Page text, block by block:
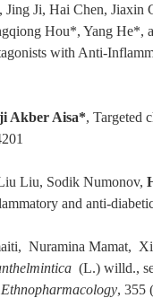
Ji, Hai Chen,
Hou*, Yang He*,
with Anti-
Akber Aisa*, Targeted
Liu, Sodik Numonov,
and anti-
Nuramina Mamat,
(L.) willd.,
, 355